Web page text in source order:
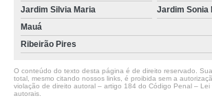
Jardim Silvia Maria
Jardim Sonia
Mauá
Ribeirão Pires
O conteúdo do texto desta página é de direito reservado.
total, mesmo citando nossos links, é proibida sem a
violação de direito autoral – artigo 184 do Código Penal – Lei
autorais